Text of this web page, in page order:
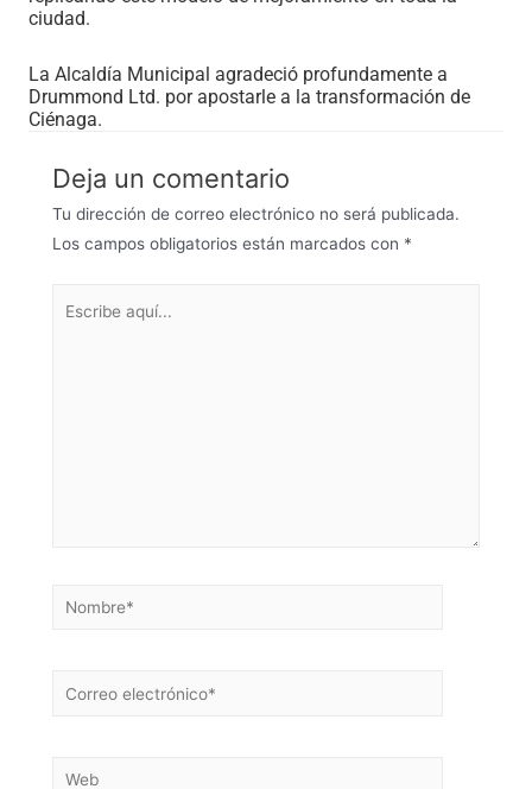
ciudad.
La Alcaldía Municipal agradeció profundamente a
Drummond Ltd. por apostarle a la transformación de
Ciénaga.
Deja un comentario
Tu dirección de correo electrónico no será publicada.
Los campos obligatorios están marcados con *